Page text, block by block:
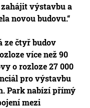
výstavbu a
novou budovu.“
ze čtyř budov
více než 90
o rozloze 27 000
pro výstavbu
Park nabízí přímý
mezi